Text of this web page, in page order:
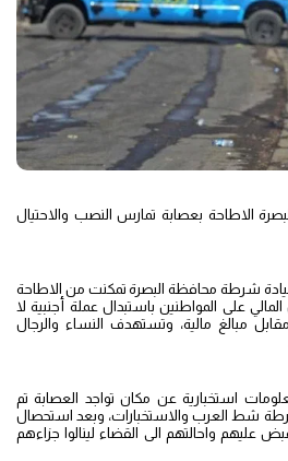
الاطاحة بعصابة تمارس النصب والاحتيال
شرطة محافظة البصرة تمكنت من الاطاحة
على المواطنين باستبدال عملة أجنبية لا
مبالغ مالية، وتستهدف النساء والرجال
استخبارية عن مكان تواجد العصابة تم
شط العرب والاستخبارات، وبعد استحصال
عليهم واحالتهم الى القضاء لينالوا جزاءهم